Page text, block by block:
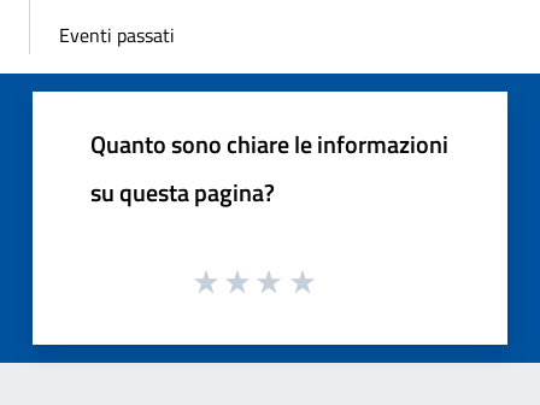
Eventi passati
Quanto sono chiare le informazioni
su questa pagina?